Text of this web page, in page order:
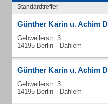
Standardtreffer
Günther Karin u. Achim
Gebweilerstr. 3
14195 Berlin - Dahlem
Günther Karin u. Achim
Gebweilerstr. 3
14195 Berlin - Dahlem